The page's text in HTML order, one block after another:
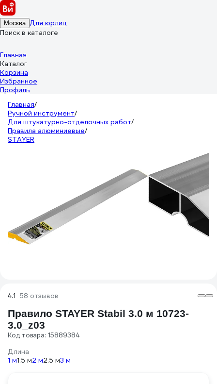
Москва Для юрлиц
Поиск в каталоге
Главная
Каталог
Корзина
Избранное
Профиль
Главная/
Ручной инструмент/
Для штукатурно-отделочных работ/
Правила алюминиевые/
STAYER
4.1 58 отзывов
Правило STAYER Stabil 3.0 м 10723-
3.0_z03
Код товара: 15889384
Длина
1 м1.5 м2 м2.5 м3 м